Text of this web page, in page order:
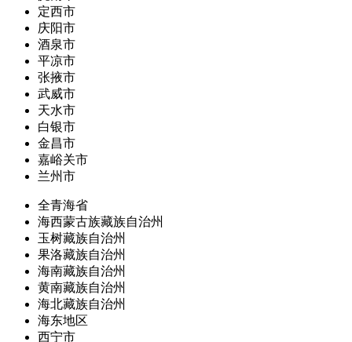
定西市
庆阳市
酒泉市
平凉市
张掖市
武威市
天水市
白银市
金昌市
嘉峪关市
兰州市
全青海省
海西蒙古族藏族自治州
玉树藏族自治州
果洛藏族自治州
海南藏族自治州
黄南藏族自治州
海北藏族自治州
海东地区
西宁市